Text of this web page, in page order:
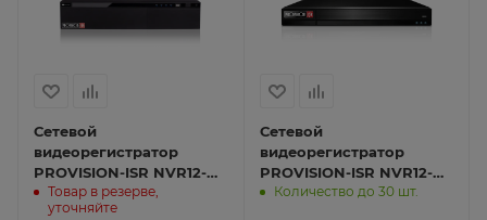
Сетевой
видеорегистратор
PROVISION-ISR NVR12-
32800RFAN(2U)
Товар в резерве,
уточняйте
Сетевой
видеорегистратор
PROVISION-ISR NVR12-
32800FAN(1U)
Количество до 30 шт.